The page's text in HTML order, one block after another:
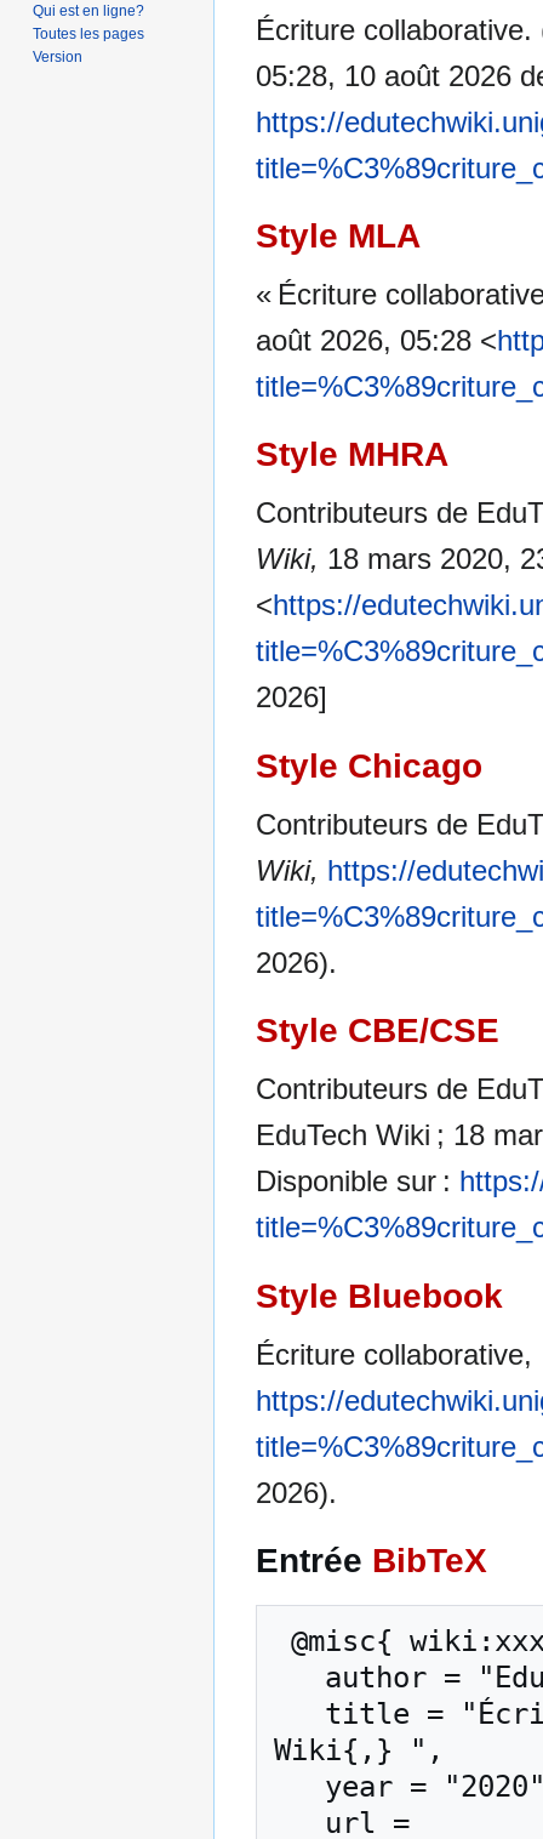
Écriture
05:28, 10 août 2026
https://
Style MLA
« Écriture
août 2026, 05:28 <
Style MHRA
Contributeurs de
Wiki, 18 mars 2020,
<https://
2026]
Style Chicago
Contributeurs de
Wiki, https://
2026).
Style CBE/CSE
Contributeurs de
EduTech Wiki ; 18
Disponible sur :
Style Bluebook
Écriture collaborative,
https://
2026).
Entrée BibTeX
Wiki{,} ",
Qui est en ligne?
Toutes les pages
Version